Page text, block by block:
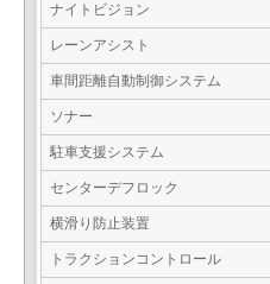
ナイトビジョン
レーンアシスト
車間距離自動制御システム
ソナー
駐車支援システム
センターデフロック
横滑り防止装置
トラクションコントロール